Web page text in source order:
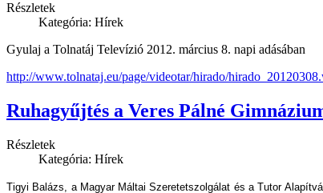
Részletek
Kategória: Hírek
Gyulaj a Tolnatáj Televízió 2012. március 8. napi adásában
http://www.tolnataj.eu/page/videotar/hirado/
Ruhagyűjtés a Veres Pálné
Részletek
Kategória: Hírek
Tigyi Balázs, a Magyar Máltai Szeretetszolgálat és a Tutor